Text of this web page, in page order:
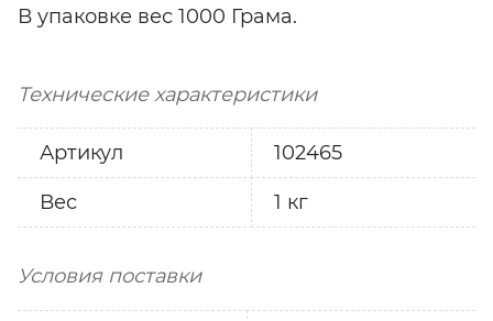
В упаковке вес 1000 Грама.
Технические характеристики
Артикул 102465
Вес 1 кг
Условия поставки